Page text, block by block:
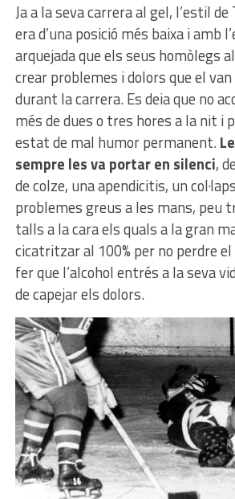
Ja a la seva carrera al gel, l’estil
era d’una posició més baixa i amb
arquejada que els seus homòlegs
crear problemes i dolors que el
durant la carrera. Es deia que no
més de dues o tres hores a la nit i
estat de mal humor permanent.
sempre les va portar en silenci,
de colze, una apendicitis, un
problemes greus a les mans, peu
talls a la cara els quals a la gran
cicatritzar al 100% per no perdre
fer que l’alcohol entrés a la seva
de capejar els dolors.